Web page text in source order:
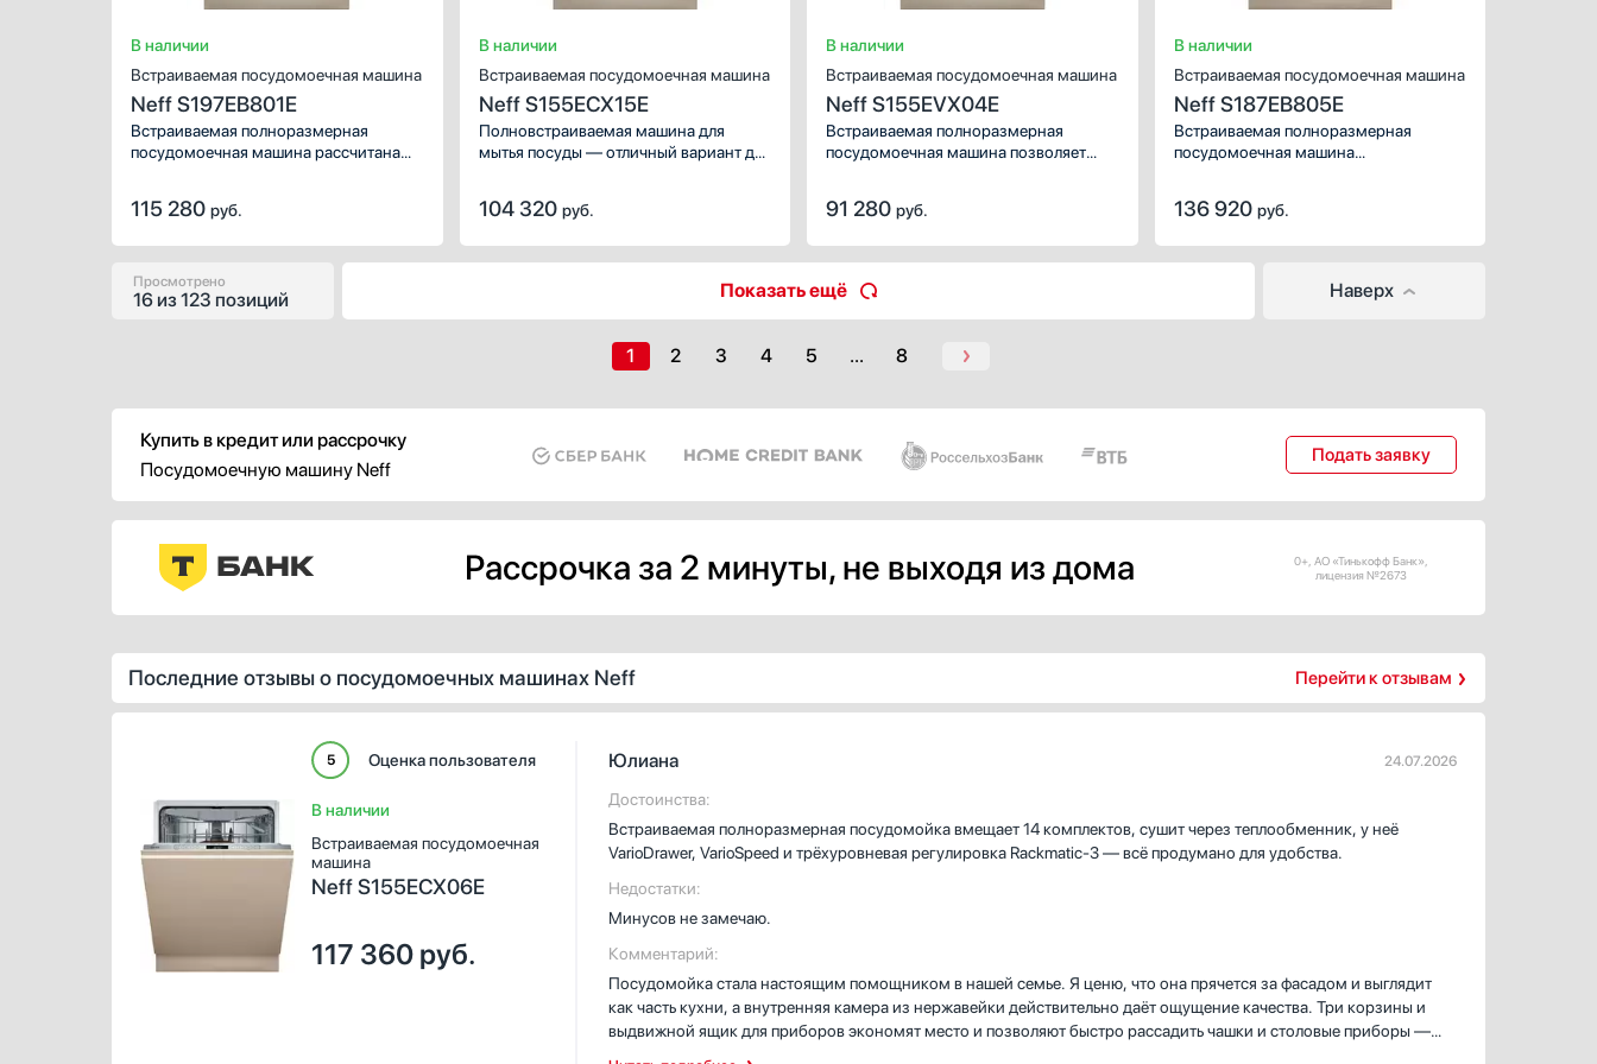
В наличии
Встраиваемая посудомоечная машина
Neff S197EB801E
Встраиваемая полноразмерная
посудомоечная машина рассчитана
вы сможете легко очистить посуду
115 280 руб.
В наличии
Встраиваемая посудомоечная машина
Neff S155ECX15E
Полновстраиваемая машина для
мытья посуды — отличный вариант для
удалить загрязнения с сервировочной
104 320 руб.
В наличии
Встраиваемая посудомоечная машина
Neff S155EVX04E
Встраиваемая полноразмерная
посудомоечная машина позволяет
с цифровым дисплеем.
91 280 руб.
В наличии
Встраиваемая посудомоечная машина
Neff S187EB805E
Встраиваемая полноразмерная
посудомоечная машина
почистить стекло, эффективно удалить
и аллергены.
136 920 руб.
Просмотрено
16 из123 позиций Показать ещё Наверх
1 2 3 4 5 ... 8
Купить в кредит или рассрочку
Посудомоечную машину Neff
Подать заявку
Рассрочка за 2 минуты, не выходя из дома
0+, АО «Тинькофф Банк»,
лицензия №2673
Последние отзывы о посудомоечных машинах Neff Перейти к отзывам
5 Оценка пользователя
В наличии
Встраиваемая посудомоечная
машина
Neff S155ECX06E
117 360 руб.
Юлиана 24.07.2026
Достоинства:
Встраиваемая полноразмерная посудомойка вмещает 14 комплектов, сушит через теплообменник, у неё
VarioDrawer, VarioSpeed и трёхуровневая регулировка Rackmatic-3 — всё продумано для удобства.
Недостатки:
Минусов не замечаю.
Комментарий:
Посудомойка стала настоящим помощником в нашей семье. Я ценю, что она прячется за фасадом и выглядит
как часть кухни, а внутренняя камера из нержавейки действительно даёт ощущение качества. Три корзины и
выдвижной ящик для приборов экономят место и позволяют быстро рассадить чашки и столовые приборы —